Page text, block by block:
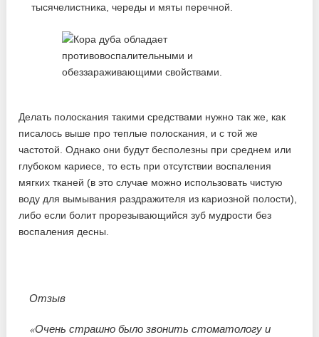
тысячелистника, череды и мяты перечной.
Делать полоскания такими средствами нужно так же, как
писалось выше про теплые полоскания, и с той же
частотой. Однако они будут бесполезны при среднем или
глубоком кариесе, то есть при отсутствии воспаления
мягких тканей (в это случае можно использовать чистую
воду для вымывания раздражителя из кариозной полости),
либо если болит прорезывающийся зуб мудрости без
воспаления десны.
Отзыв
«Очень страшно было звонить стоматологу и